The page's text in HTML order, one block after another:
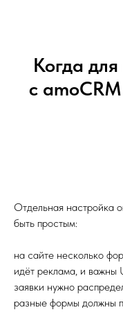
Когда
с
Отдельная настройка
быть простым:
на сайте несколько
идёт реклама, и важны
заявки нужно
разные формы должны